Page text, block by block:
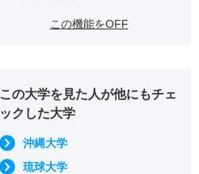
この機能をOFF
この大学を見た人が他にもチェ
ックした大学
沖縄大学
琉球大学